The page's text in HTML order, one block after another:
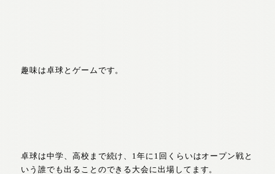
趣味は卓球とゲームです。
卓球は中学、高校まで続け、1年に1回くらいはオープン戦と
いう誰でも出ることのできる大会に出場してます。